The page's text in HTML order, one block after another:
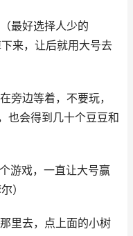
最好选择人少的
来，让后就用大号去
旁边等着，不要玩，
也会得到几十个豆豆和
游戏，一直让大号赢
）
里去，点上面的小树